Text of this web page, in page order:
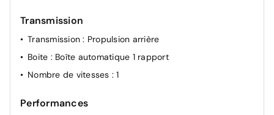
Transmission
Transmission: Propulsion arrière
Boite : Boîte automatique 1 rapport
Nombre de vitesses : 1
Performances